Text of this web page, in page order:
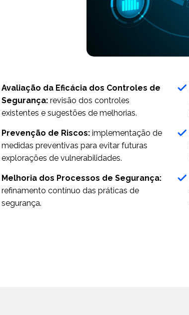
Avaliação da Eficácia dos Controles de
Segurança: revisão dos controles
existentes e sugestões de melhorias.
Prevenção de Riscos: implementação de
medidas preventivas para evitar futuras
explorações de vulnerabilidades.
Melhoria dos Processos de Segurança:
refinamento contínuo das práticas de
segurança.